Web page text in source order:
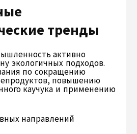
тренды
активно
экологичных подходов.
по сокращению
повышению
каучука и применению
направлений